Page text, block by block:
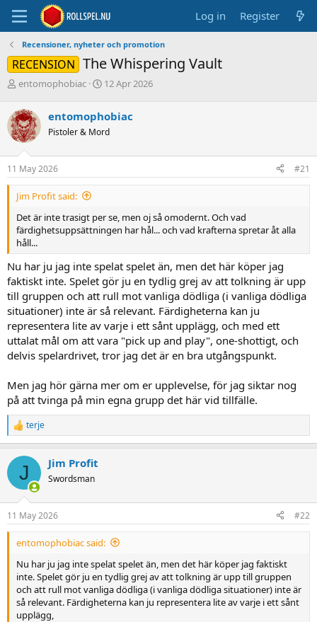
Log in Register
Recensioner, nyheter och promotion
RECENSION The Whispering Vault
T
r
e
a
d
s
t
a
r
e
r
entomophobiac
S
r
t
a
e
12 Apr 2026
entomophobiac
Pistoler & Mord
11 May 2026 #21
Jim Profit said:
Det är inte trasigt per se, men oj så omodernt. Och vad
färdighetsuppsättningen har hål... och vad krafterna spretar åt alla
håll...
Nu har ju jag inte spelat spelet än, men det här köper jag
faktiskt inte. Spelet gör ju en tydlig grej av att tolkning är upp
till gruppen och att rull mot vanliga dödliga (i vanliga dödliga
situationer) inte är så relevant. Färdigheterna kan ju
representera lite av varje i ett sånt upplägg, och med ett
uttalat mål om att vara "pick up and play", one-shottigt, och
delvis spelardrivet, tror jag det är en bra utgångspunkt.
Men jag hör gärna mer om er upplevelse, för jag siktar nog
på att tvinga på min egna grupp det här vid tillfälle.
R
e
c
i
s
:
terje
J Jim Profit
Swordsman
11 May 2026 #22
entomophobiac said:
Nu har ju jag inte spelat spelet än, men det här köper jag faktiskt
inte. Spelet gör ju en tydlig grej av att tolkning är upp till gruppen
och att rull mot vanliga dödliga (i vanliga dödliga situationer) inte är
så relevant. Färdigheterna kan ju representera lite av varje i ett sånt
upplägg,